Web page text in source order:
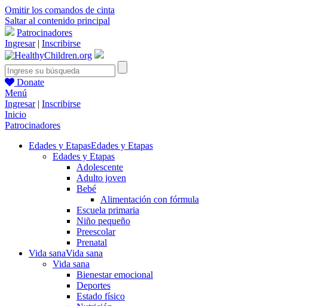
Omitir los comandos de cinta
Saltar al contenido principal
Patrocinadores
Ingresar| Inscribirse
Donate
Menú
Ingresar| Inscribirse
Inicio
Patrocinadores
Edades y EtapasEdades y Etapas
Edades y Etapas
Adolescente
Adulto joven
Bebé
Alimentación con fórmula
Escuela primaria
Niño pequeño
Preescolar
Prenatal
Vida sanaVida sana
Vida sana
Bienestar emocional
Deportes
Estado físico